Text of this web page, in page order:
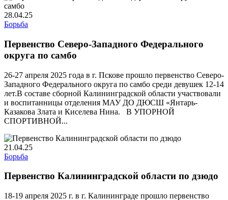
28.04.25
Борьба
Первенство Северо-Западного Федерального
округа по самбо
26-27 апреля 2025 года в г. Пскове прошло первенство Северо-
Западного Федерального округа по самбо среди девушек 12-14
лет.В составе сборной Калининградской области участвовали
и воспитанницы отделения МАУ ДО ДЮСШ «Янтарь-
Казакова Злата и Киселева Нина. В УПОРНОЙ
СПОРТИВНОЙ...
21.04.25
Борьба
Первенство Калининградской области по дзюдо
18-19 апреля 2025 г. в г. Калининграде прошло первенство